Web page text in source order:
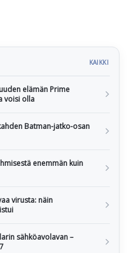
KAIKKI
elämän Prime
voisi olla
Batman-jatko-osan
enemmän kuin
virusta: näin
sähköavolavan –